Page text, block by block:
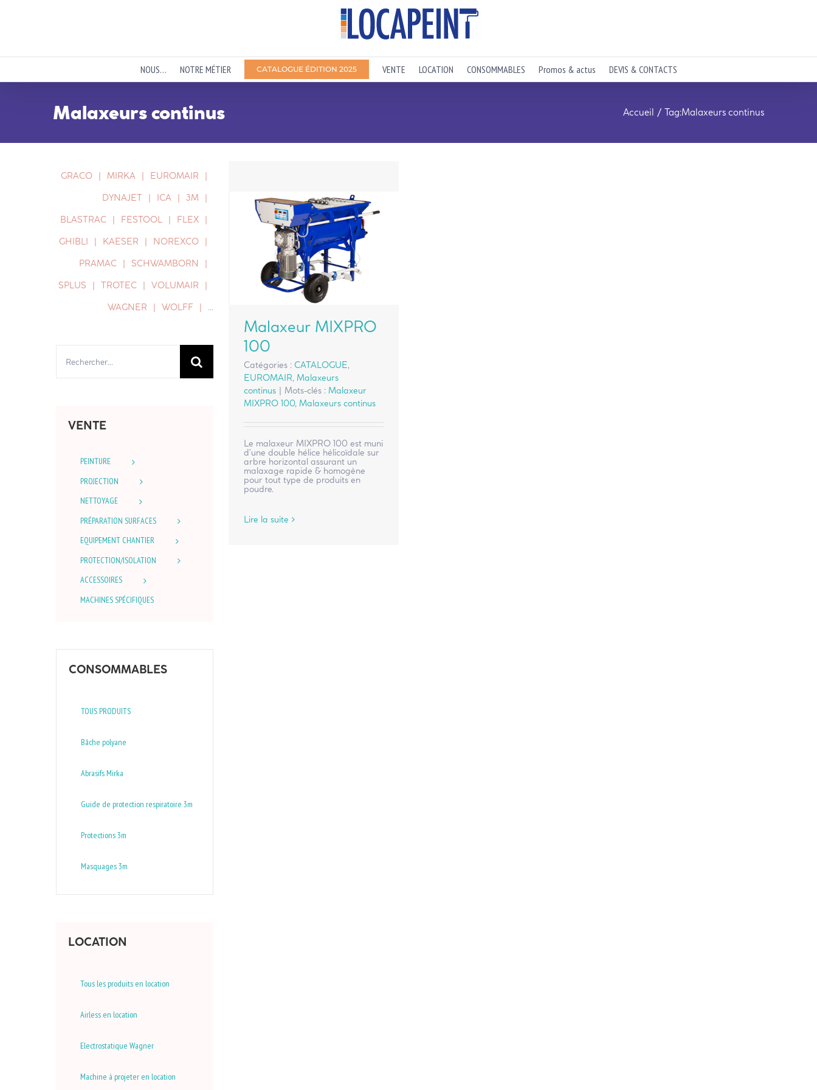
NOUS… NOTRE MÉTIER CATALOGUE ÉDITION 2025 VENTE LOCATION CONSOMMABLES Promos & actus DEVIS & CONTACTS
Malaxeurs continus Accueil Tag:Malaxeurs continus
Malaxeur MIXPRO
100
Catégories :CATALOGUE,
EUROMAIR, Malaxeurs
continus | Mots-clés : Malaxeur
MIXPRO 100, Malaxeurs continus
Le malaxeur MIXPRO 100 est muni
d'une double hélice hélicoïdale sur
arbre horizontal assurant un
malaxage rapide & homogène
pour tout type de produits en
poudre.
Lire la suite
GRACO MIRKA
EUROMAIR
DYNAJET
ICA
3M
BLASTRAC
FESTOOL
FLEX
GHIBLI
KAESER
NOREXCO
PRAMAC
SCHWAMBORN
SPLUS
TROTEC
VOLUMAIR
WAGNER
WOLFF …
VENTE
PEINTURE
PROJECTION
NETTOYAGE
PRÉPARATION SURFACES
EQUIPEMENT CHANTIER
PROTECTION/ISOLATION
ACCESSOIRES
MACHINES SPÉCIFIQUES
CONSOMMABLES
TOUS PRODUITS
Bâche polyane
Abrasifs Mirka
Guide de protection respiratoire 3m
Protections 3m
Masquages 3m
LOCATION
Tous les produits en location
Airless en location
Electrostatique Wagner
Machine à projeter en location